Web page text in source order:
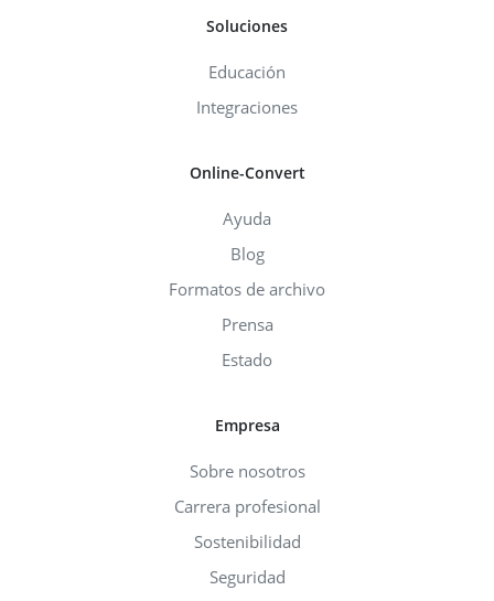
Soluciones
Educación
Integraciones
Online-Convert
Ayuda
Blog
Formatos de archivo
Prensa
Estado
Empresa
Sobre nosotros
Carrera profesional
Sostenibilidad
Seguridad